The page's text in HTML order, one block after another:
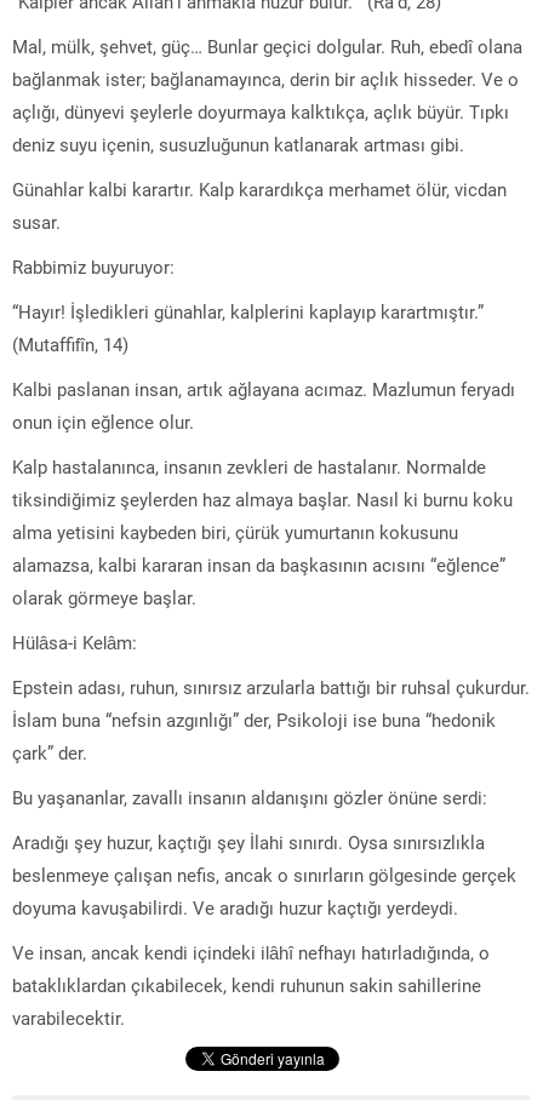
Mal, mülk, şehvet, güç… Bunlar geçici dolgular. Ruh, ebedî olana
bağlanmak ister; bağlanamayınca, derin bir açlık hisseder. Ve o
açlığı, dünyevi şeylerle doyurmaya kalktıkça, açlık büyür. Tıpkı
deniz suyu içenin, susuzluğunun katlanarak artması gibi.
Günahlar kalbi karartır. Kalp karardıkça merhamet ölür, vicdan
susar.
Rabbimiz buyuruyor:
“Hayır! İşledikleri günahlar, kalplerini kaplayıp karartmıştır.”
(Mutaffifîn, 14)
Kalbi paslanan insan, artık ağlayana acımaz. Mazlumun feryadı
onun için eğlence olur.
Kalp hastalanınca, insanın zevkleri de hastalanır. Normalde
tiksindiğimiz şeylerden haz almaya başlar. Nasıl ki burnu koku
alma yetisini kaybeden biri, çürük yumurtanın kokusunu
alamazsa, kalbi kararan insan da başkasının acısını “eğlence”
olarak görmeye başlar.
Hülâsa-i Kelâm:
Epstein adası, ruhun, sınırsız arzularla battığı bir ruhsal çukurdur.
İslam buna “nefsin azgınlığı” der, Psikoloji ise buna “hedonik
çark” der.
Bu yaşananlar, zavallı insanın aldanışını gözler önüne serdi:
Aradığı şey huzur, kaçtığı şey İlahi sınırdı. Oysa sınırsızlıkla
beslenmeye çalışan nefis, ancak o sınırların gölgesinde gerçek
doyuma kavuşabilirdi. Ve aradığı huzur kaçtığı yerdeydi.
Ve insan, ancak kendi içindeki ilâhî nefhayı hatırladığında, o
bataklıklardan çıkabilecek, kendi ruhunun sakin sahillerine
varabilecektir.